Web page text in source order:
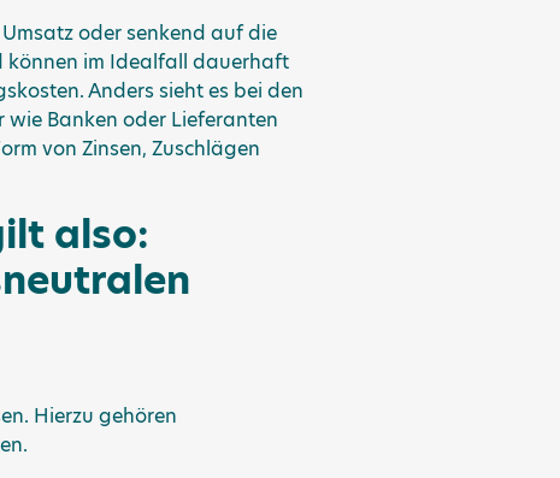
oder senkend auf die
können im Idealfall dauerhaft
Anders sieht es bei den
Banken oder Lieferanten
von Zinsen, Zuschlägen
also:
Hierzu gehören